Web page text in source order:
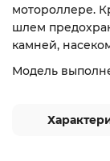
мотороллере.
шлем
камней,
Модель